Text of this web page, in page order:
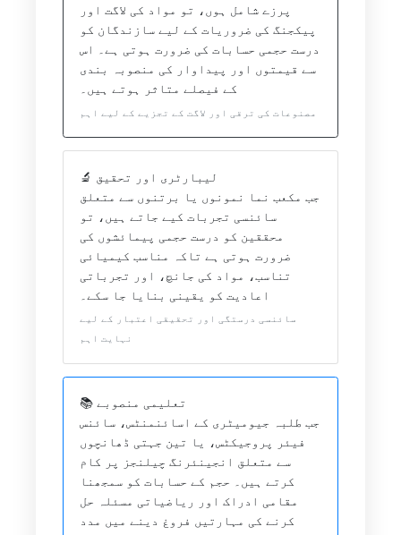
پرزے شامل ہوں، تو مواد کی لاگت اور
پیکجنگ کی ضروریات کے لیے سازندگان کو
درست حجمی حسابات کی ضرورت ہوتی ہے۔ اس
سے قیمتوں اور پیداوار کی منصوبہ بندی
کے فیصلے متاثر ہوتے ہیں۔
مصنوعات کی ترقی اور لاگت کے تجزیے کے لیے اہم
🔬 لیبارٹری اور تحقیق
جب مکعب نما نمونوں یا برتنوں سے متعلق
سائنسی تجربات کیے جاتے ہیں، تو
محققین کو درست حجمی پیمائشوں کی
ضرورت ہوتی ہے تاکہ مناسب کیمیائی
تناسب، مواد کی جانچ، اور تجرباتی
اعادیت کو یقینی بنایا جا سکے۔
سائنسی درستگی اور تحقیقی اعتبار کے لیے
نہایت اہم
📚 تعلیمی منصوبے
جب طلبہ جیومیٹری کے اسائنمنٹس، سائنس
فیئر پروجیکٹس، یا تین جہتی ڈھانچوں
سے متعلق انجینئرنگ چیلنجز پر کام
کرتے ہیں۔ حجم کے حسابات کو سمجھنا
مقامی ادراک اور ریاضیاتی مسئلہ حل
کرنے کی مہارتیں فروغ دینے میں مدد